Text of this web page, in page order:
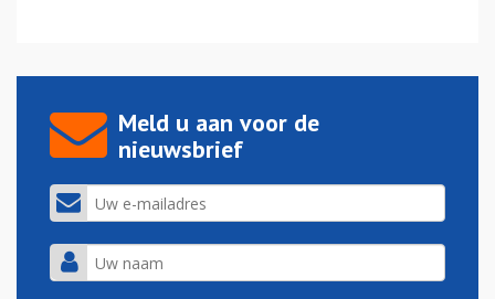
Meld u aan voor de
nieuwsbrief